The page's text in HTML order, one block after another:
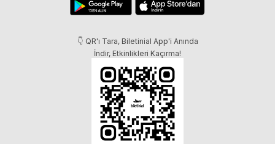
👇 QR'ı Tara, Biletinial App'i Anında
İndir, Etkinlikleri Kaçırma!